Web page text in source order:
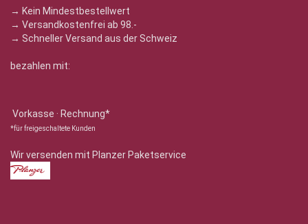
→ Kein Mindestbestellwert
→ Versandkostenfrei ab 98.-
→ Schneller Versand aus der Schweiz
bezahlen mit:
Vorkasse · Rechnung*
*für freigeschaltete Kunden
Wir versenden mit Planzer Paketservice